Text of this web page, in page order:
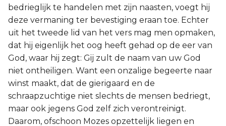
bedrieglijk te handelen met zijn naasten, voegt hij
deze vermaning ter bevestiging eraan toe. Echter
uit het tweede lid van het vers mag men opmaken,
dat hij eigenlijk het oog heeft gehad op de eer van
God, waar hij zegt: Gij zult de naam van uw God
niet ontheiligen. Want een onzalige begeerte naar
winst maakt, dat de gierigaard en de
schraapzuchtige niet slechts de mensen bedriegt,
maar ook jegens God zelf zich verontreinigt.
Daarom, ofschoon Mozes opzettelijk liegen en